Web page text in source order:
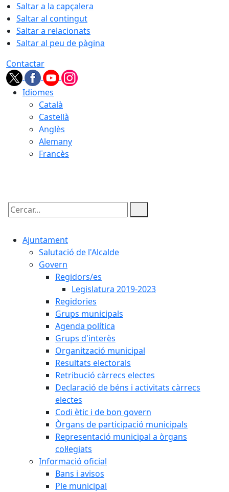
Saltar a la capçalera
Saltar al contingut
Saltar a relacionats
Saltar al peu de pàgina
Contactar
Idiomes
Català
Castellà
Anglès
Alemany
Francès
Cercar:
Ajuntament
Salutació de l'Alcalde
Govern
Regidors/es
Legislatura 2019-2023
Regidories
Grups municipals
Agenda política
Grups d'interès
Organització municipal
Resultats electorals
Retribució càrrecs electes
Declaració de béns i activitats càrrecs
electes
Codi ètic i de bon govern
Òrgans de participació municipals
Representació municipal a òrgans
col·legiats
Informació oficial
Bans i avisos
Ple municipal